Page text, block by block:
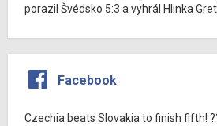
porazil Švédsko 5:3 a vyhrál Hlinka
Facebook
Czechia beats Slovakia to finish fifth!